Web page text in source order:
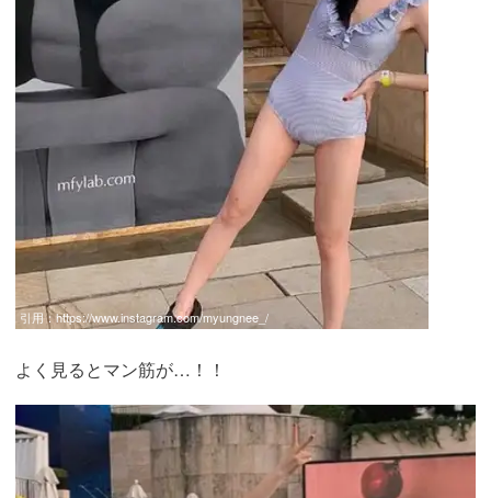
引用：https://www.instagram.com/myungnee_/
よく見るとマン筋が…！！